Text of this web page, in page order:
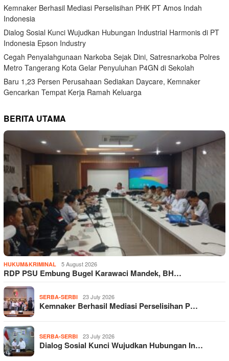
Kemnaker Berhasil Mediasi Perselisihan PHK PT Amos Indah
Indonesia
Dialog Sosial Kunci Wujudkan Hubungan Industrial Harmonis di PT
Indonesia Epson Industry
Cegah Penyalahgunaan Narkoba Sejak Dini, Satresnarkoba Polres
Metro Tangerang Kota Gelar Penyuluhan P4GN di Sekolah
Baru 1,23 Persen Perusahaan Sediakan Daycare, Kemnaker
Gencarkan Tempat Kerja Ramah Keluarga
BERITA UTAMA
HUKUM&KRIMINAL 5 August 2026
RDP PSU Embung Bugel Karawaci Mandek, BH…
SERBA-SERBI 23 July 2026
Kemnaker Berhasil Mediasi Perselisihan P…
SERBA-SERBI 23 July 2026
Dialog Sosial Kunci Wujudkan Hubungan In…